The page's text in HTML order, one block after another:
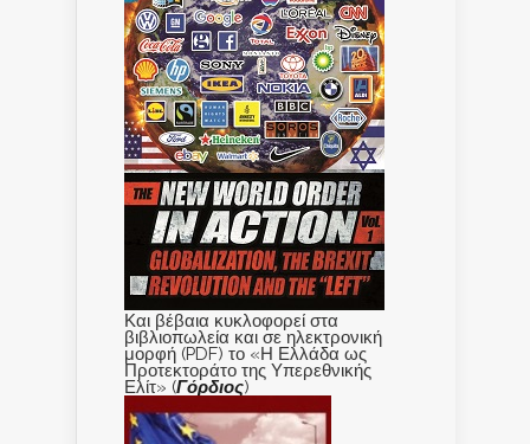
Και βέβαια κυκλοφορεί στα
βιβλιοπωλεία και σε ηλεκτρονική
μορφή (PDF) το «Η Ελλάδα ως
Προτεκτοράτο της Υπερεθνικής
Ελίτ» (Γόρδιος)